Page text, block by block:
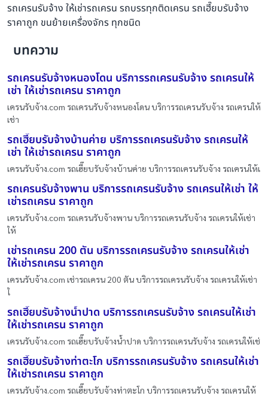
รถเครนรับจ้าง ให้เช่ารถเครน รถบรรทุกติดเครน รถเฮี๊ยบรับจ้าง
ราคาถูก ขนย้ายเครื่องจักร ทุกชนิด
บทความ
รถเครนรับจ้างหนองโดน บริการรถเครนรับจ้าง รถเครนให้
เช่า ให้เช่ารถเครน ราคาถูก
เครนรับจ้าง.com รถเครนรับจ้างหนองโดน บริการรถเครนรับจ้าง รถเครนให้
เช่า
รถเฮี๊ยบรับจ้างบ้านค่าย บริการรถเครนรับจ้าง รถเครนให้
เช่า ให้เช่ารถเครน ราคาถูก
เครนรับจ้าง.com รถเฮี๊ยบรับจ้างบ้านค่าย บริการรถเครนรับจ้าง รถเครนให้เ
รถเครนรับจ้างพาน บริการรถเครนรับจ้าง รถเครนให้เช่า ให้
เช่ารถเครน ราคาถูก
เครนรับจ้าง.com รถเครนรับจ้างพาน บริการรถเครนรับจ้าง รถเครนให้เช่า
ให้
เช่ารถเครน 200 ตัน บริการรถเครนรับจ้าง รถเครนให้เช่า
ให้เช่ารถเครน ราคาถูก
เครนรับจ้าง.com เช่ารถเครน 200 ตัน บริการรถเครนรับจ้าง รถเครนให้เช่า
ใ
รถเฮี๊ยบรับจ้างน้ำปาด บริการรถเครนรับจ้าง รถเครนให้เช่า
ให้เช่ารถเครน ราคาถูก
เครนรับจ้าง.com รถเฮี๊ยบรับจ้างน้ำปาด บริการรถเครนรับจ้าง รถเครนให้เช่
รถเฮี๊ยบรับจ้างท่าตะโก บริการรถเครนรับจ้าง รถเครนให้เช่า
ให้เช่ารถเครน ราคาถูก
เครนรับจ้าง.com รถเฮี๊ยบรับจ้างท่าตะโก บริการรถเครนรับจ้าง รถเครนให้